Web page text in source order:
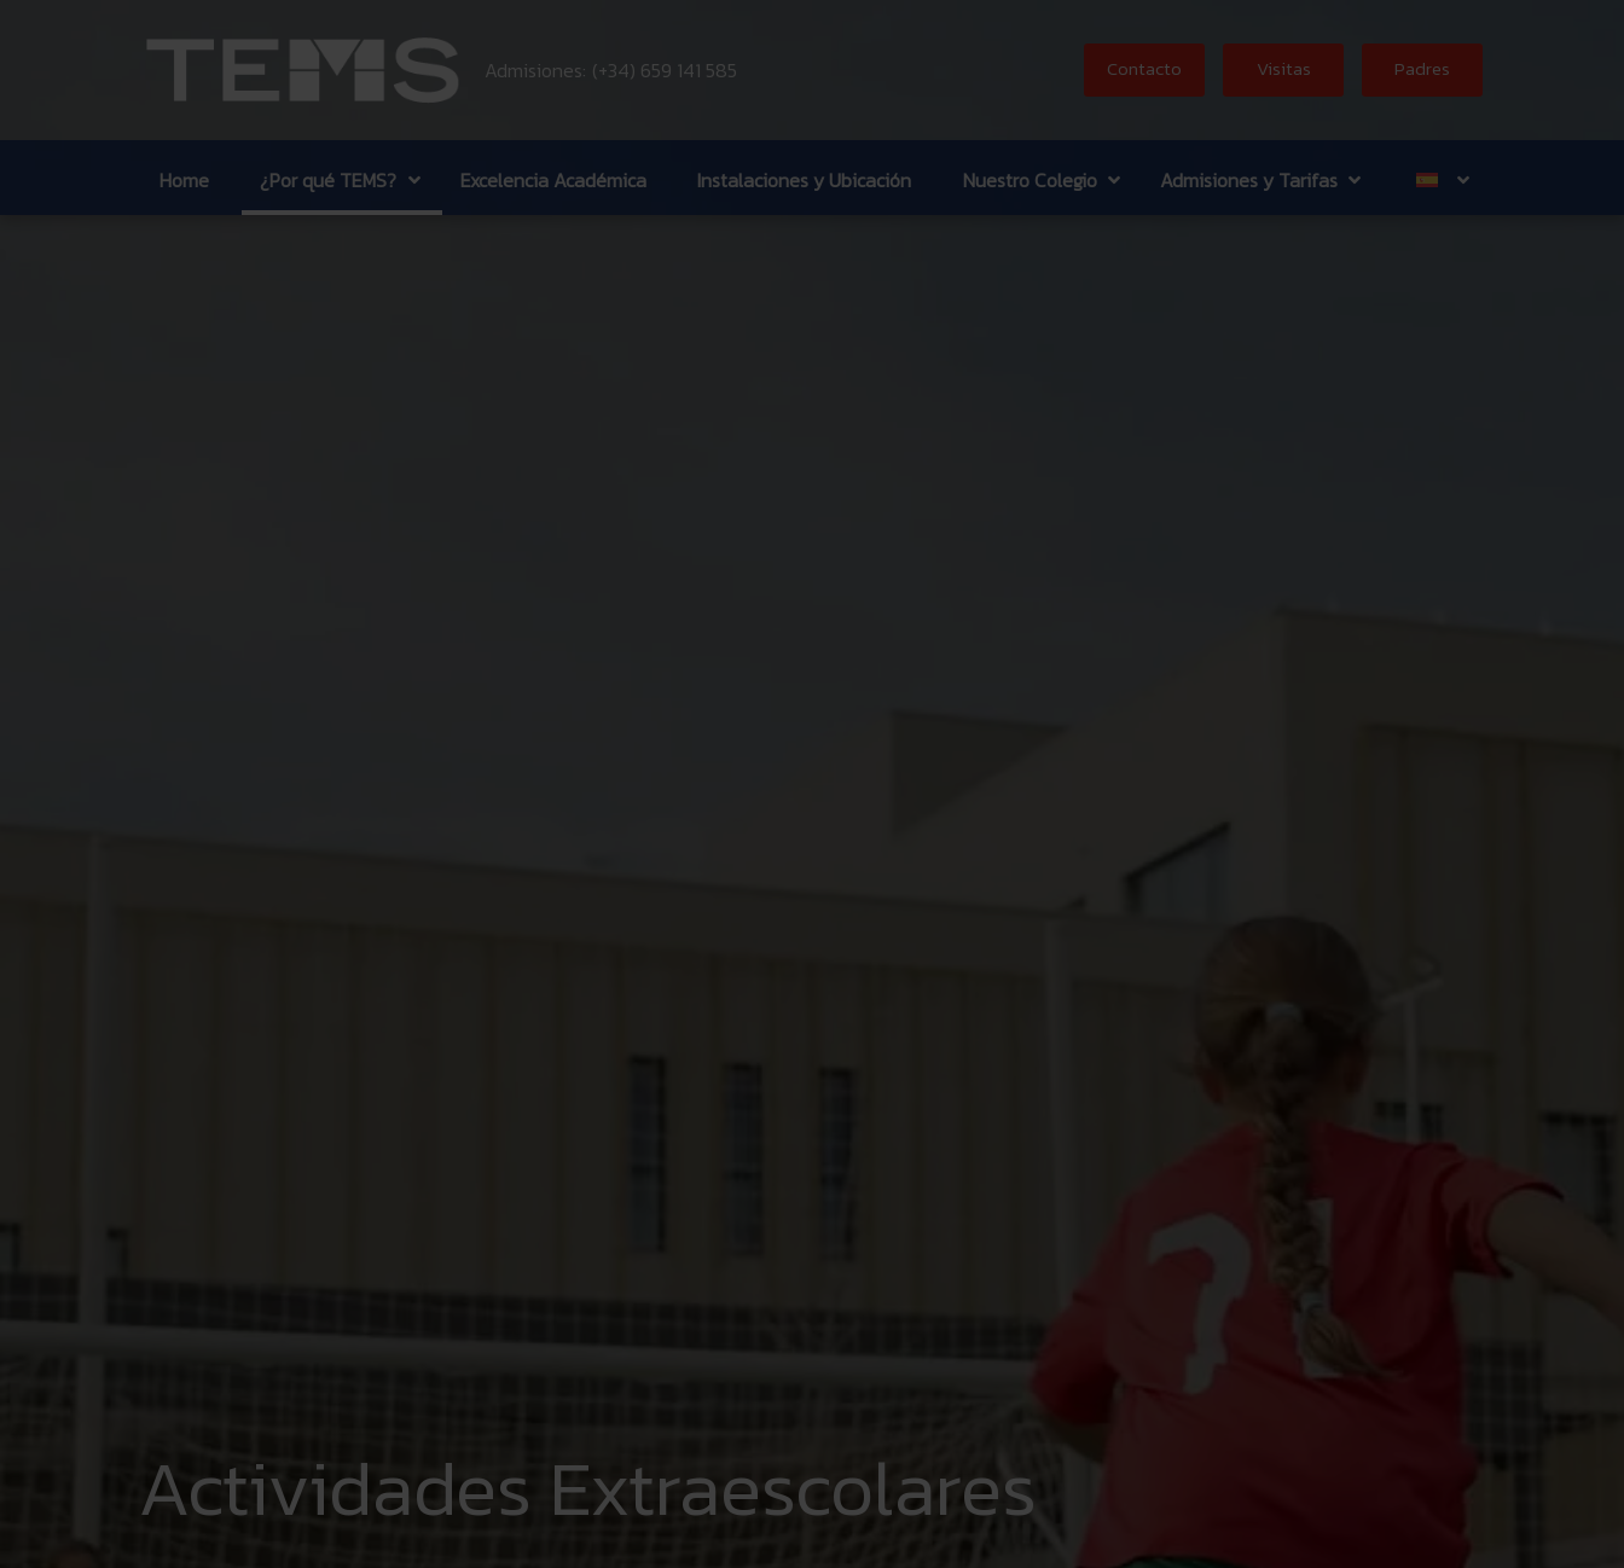
Admisiones: (+34) 659 141 585 Contacto Visitas Padres
Home ¿Por qué TEMS? Excelencia Académica Instalaciones y Ubicación Nuestro Colegio Admisiones y Tarifas
Actividades Extraescolares